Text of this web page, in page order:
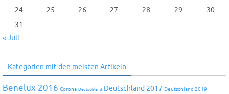
24
25 26 27 28 29
30
31
« Juli
Kategorien mit den meisten Artikeln
Benelux 2016 Corona Deutschland Deutschland 2017 Deutschland 2019